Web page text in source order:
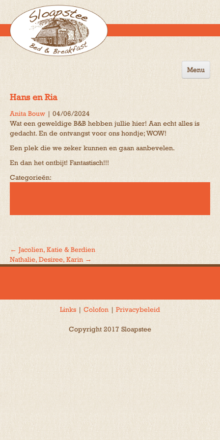
Menu
Omgeving
Activiteiten
Hans en Ria
Anita Bouw | 04/06/2024
Wat een geweldige B&B hebben jullie hier! Aan echt alles is
gedacht. En de ontvangst voor ons hondje; WOW!
Een plek die we zeker kunnen en gaan aanbevelen.
En dan het ontbijt! Fantastisch!!!
Categorieën:
Bericht
← Jacolien, Katie & Berdien
Nathalie, Desiree, Karin →
Links | Colofon | Privacybeleid
Copyright 2017 Sloapstee